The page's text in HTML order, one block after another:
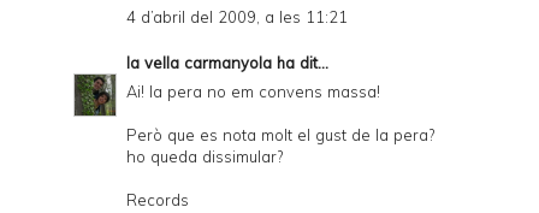
4 d’abril del 2009, a les 11:21
la vella carmanyola ha dit...
Ai! la pera no em convens massa!
Però que es nota molt el gust de la pera?
ho queda dissimular?
Records